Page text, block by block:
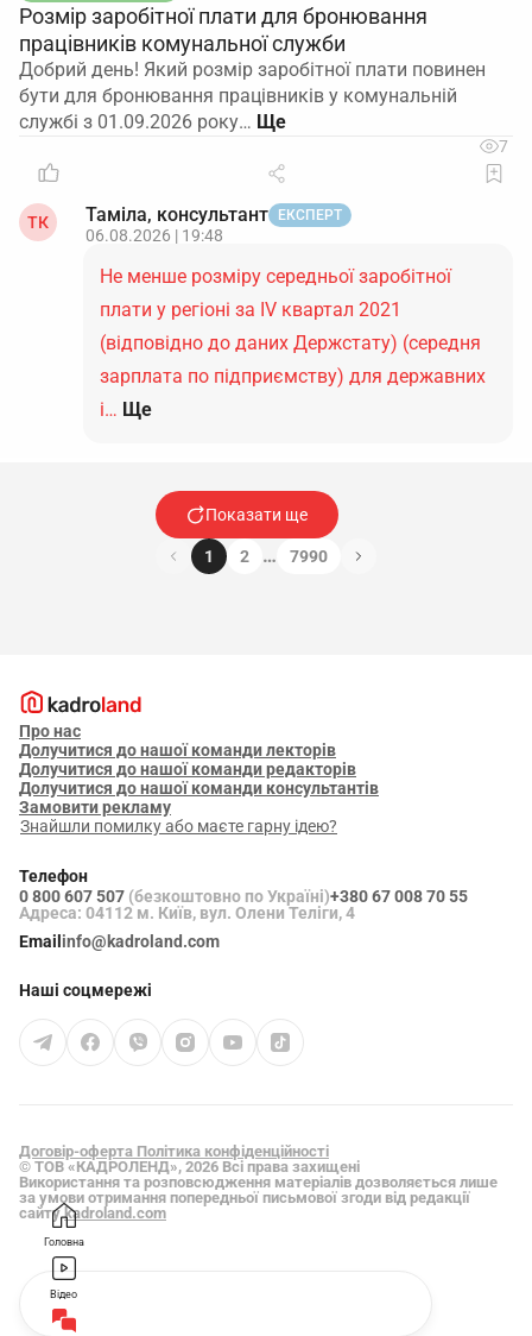
Розмір заробітної плати для бронювання
працівників комунальної служби
Добрий день! Який розмір заробітної плати повинен
бути для бронювання працівників у комунальній
службі з 01.09.2026 року…
7
ТК Таміла, консультант ЕКСПЕРТ
06.08.2026 | 19:48
Не менше розміру середньої заробітної
плати у регіоні за IV квартал 2021
(відповідно до даних Держстату) (середня
зарплата по підприємству) для державних
і… Ще
Показати ще
1 2 … 7990
Про нас
Долучитися до нашої команди лекторів
Долучитися до нашої команди редакторів
Долучитися до нашої команди консультантів
Замовити рекламу
Знайшли помилку або маєте гарну ідею?
Телефон
0 800 607 507 (безкоштовно по Україні)+380 67 008 70 55
Адреса: 04112 м. Київ, вул. Олени Теліги, 4
Email info@kadroland.com
Наші соцмережі
Договір-оферта Політика конфіденційності
© ТОВ «КАДРОЛЕНД», 2026 Всі права захищені
Використання та розповсюдження матеріалів дозволяється лише
за умови отримання попередньої письмової згоди від редакції
сайтуkadroland.com
Головна
Відео